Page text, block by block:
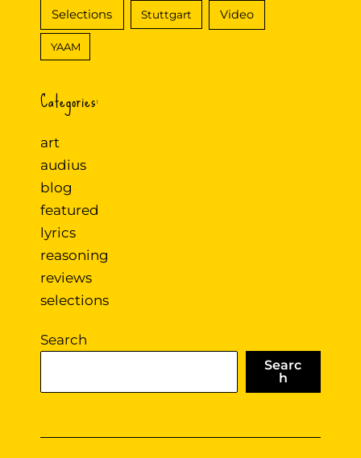
Selections Stuttgart Video
YAAM
Categories:
art
audius
blog
featured
lyrics
reasoning
reviews
selections
Search
Searc
h